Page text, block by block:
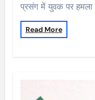
प्रसंग में युवक पर
Read More